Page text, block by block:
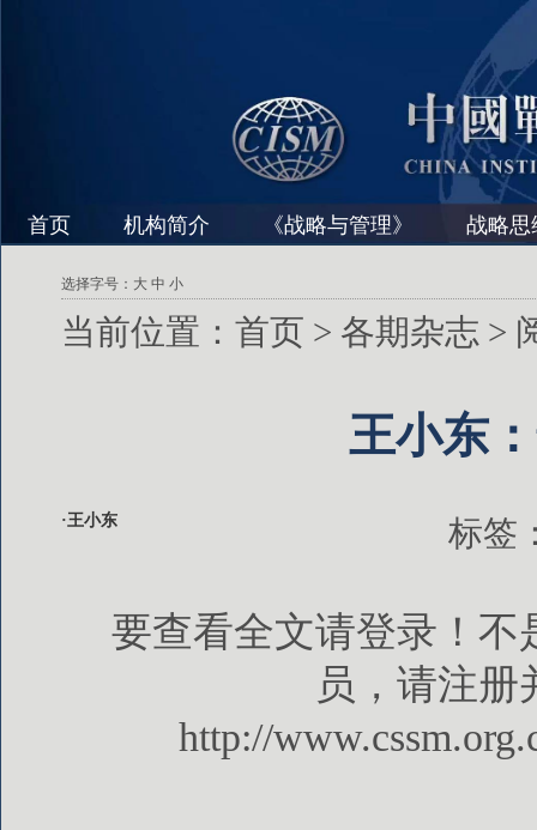
首页 机构简介 《战略与管理》 战略思
选择字号： 大 中 小
当前位置： 首页 > 各期杂志 >
王小东
·王小东 标签
要查看全文请登录！不
员，请注册
http://